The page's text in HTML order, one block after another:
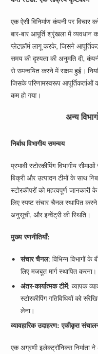
एक ऐसी विनिर्माण कंपनी पर विचार
बार-बार आपूर्ति श्रृंखला में व्यवधान
प्लेटफ़ॉर्म लागू करके, जिसने
समय की दृश्यता की अनुमति दी,
से समन्वयित करने में सक्षम हुई।
जिसके परिणामस्वरूप
कम हो गया।
अन्य
निर्बाध विभागीय समन्वय
प्रभावी स्टोरकीपिंग विभागीय
बिक्री और उत्पादन टीमों के साथ
स्टोरकीपरों को महत्वपूर्ण
लिए स्पष्ट संचार चैनल स्थापित करने
अनुसूची, और इन्वेंट्री की स्थिति।
मुख्य रणनीतियाँ:
संचार चैनल: विभिन्न विभागों
लिए मजबूत मार्ग स्थापित करना।
अंतर-कार्यात्मक टीमें: व्यापक
स्टोरकीपिंग गतिविधियों को
लेना।
व्यावहारिक उदाहरण: एकीकृत
एक अग्रणी इलेक्ट्रॉनिक्स